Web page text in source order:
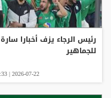
رئيس الرجاء يزف أخبارا سارة
للجماهير
2026-07-22 | 11:33 م